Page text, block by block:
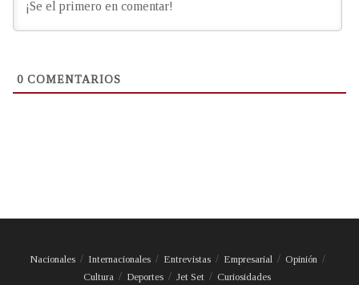
0 COMENTARIOS
Nacionales Internacionales Entrevistas Empresarial
Opinión
Cultura
Deportes Jet Set Curiosidades